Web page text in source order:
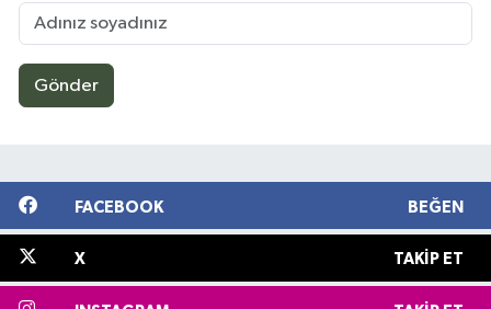
Gönder
FACEBOOK BEĞEN
X TAKIP ET